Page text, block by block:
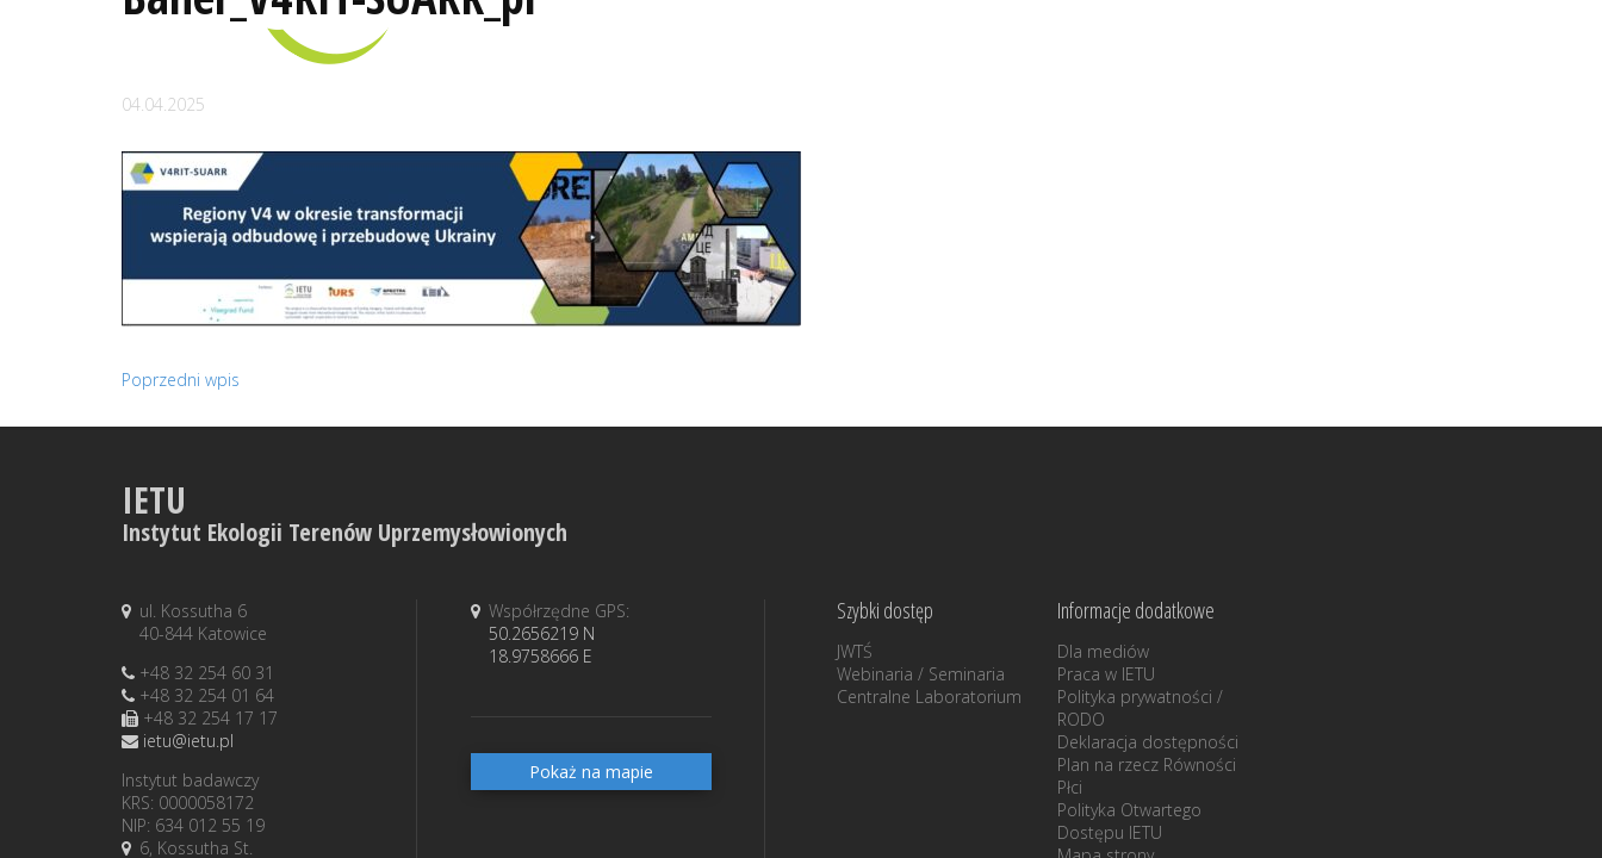
04.04.2025
Poprzedni wpis
IETU
Instytut Ekologii Terenów Uprzemysłowionych
ul. Kossutha 6
40-844 Katowice
+48 32 254 60 31
+48 32 254 01 64
+48 32 254 17 17
ietu@ietu.pl
Instytut badawczy
KRS: 0000058172
NIP: 634 012 55 19
6, Kossutha St.
Współrzędne GPS:
50.2656219 N
18.9758666 E
Pokaż na mapie
Szybki dostęp
JWTŚ
Webinaria / Seminaria
Centralne Laboratorium
Informacje dodatkowe
Dla mediów
Praca w IETU
Polityka prywatności /
RODO
Deklaracja dostępności
Plan na rzecz Równości
Płci
Polityka Otwartego
Dostępu IETU